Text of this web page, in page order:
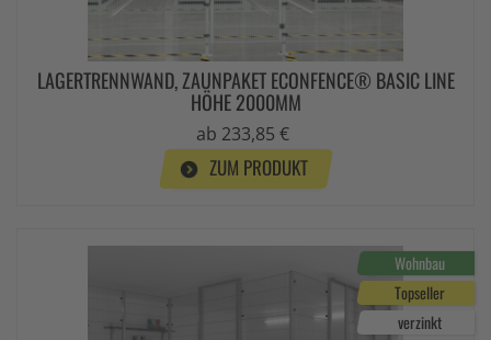
LAGERTRENNWAND, ZAUNPAKET ECONFENCE® BASIC LINE
HÖHE 2000MM
ab 233,85 €
ZUM PRODUKT
Wohnbau
Topseller
verzinkt